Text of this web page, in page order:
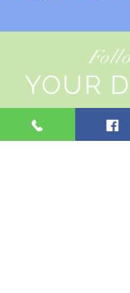
LEASING
YOUR